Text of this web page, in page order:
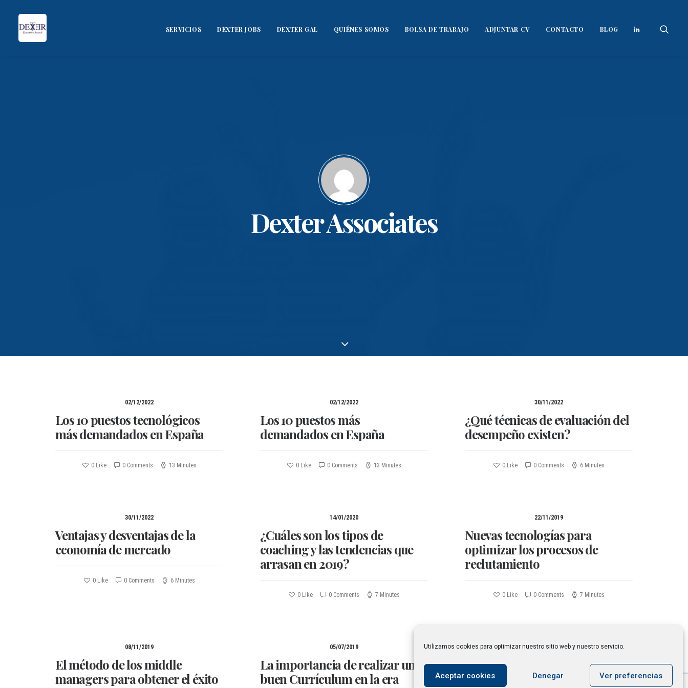
Utilizamos cookies para optimizar nuestro sitio web y nuestro servicio.
Aceptar cookies Denegar Ver preferencias
SERVICIOS DEXTER JOBS DEXTER GAL QUIÉNES SOMOS BOLSA DE TRABAJO ADJUNTAR CV CONTACTO BLOG
Dexter Associates
02/12/2022
Los 10 puestos tecnológicos
más demandados en España
0Like 0 Comments 13 Minutes
02/12/2022
Los 10 puestos más
demandados en España
0Like 0 Comments 13 Minutes
30/11/2022
¿Qué técnicas de evaluación del
desempeño existen?
0Like 0 Comments 6 Minutes
30/11/2022
Ventajas y desventajas de la
economía de mercado
0Like 0 Comments 6 Minutes
14/01/2020
¿Cuáles son los tipos de
coaching y las tendencias que
arrasan en 2019?
0Like 0 Comments 7 Minutes
22/11/2019
Nuevas tecnologías para
optimizar los procesos de
reclutamiento
0Like 0 Comments 7 Minutes
08/11/2019
El método de los middle
managers para obtener el éxito
05/07/2019
La importancia de realizar un
buen Currículum en la era